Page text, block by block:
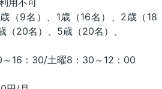
用不可
（9名）、1歳（16名）、2歳（18
（20名）、5歳（20名）、
～16：30/土曜8：30～12：00